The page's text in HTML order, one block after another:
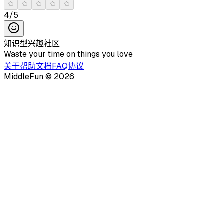
4/5
知识型兴趣社区
Waste your time on things you love
关于帮助文档FAQ协议
MiddleFun © 2026